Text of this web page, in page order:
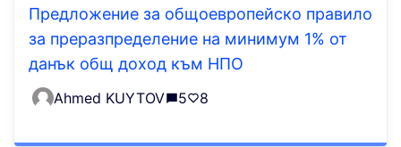
Предложение за общоевропейско правило
за преразпределение на минимум 1% от
данък общ доход към НПО
Ahmed KUYTOV 5 8